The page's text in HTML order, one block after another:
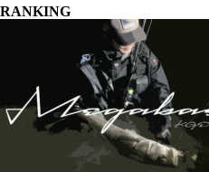
RANKING